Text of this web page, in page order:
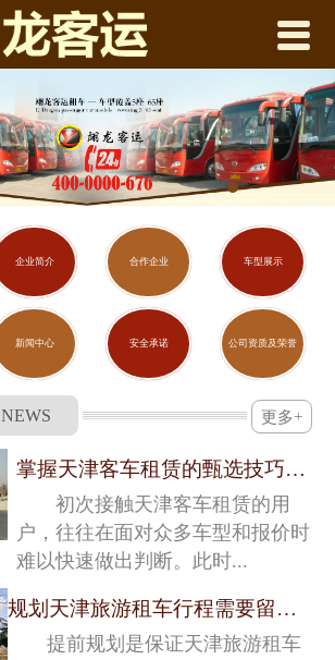
合作企业
车型展示
联系方式
新闻中心
安全承诺
公司资质及荣誉

企业简介 合作企业 车型展示
新闻中心 安全承诺 公司资质及荣誉
NEWS 更多+
掌握天津客车租赁的甄选技巧与用车须知
初次接触天津客车租赁的用
户，往往在面对众多车型和报价时
难以快速做出判断。此时...
规划天津旅游租车行程需要留意的关键细节
提前规划是保证天津旅游租车